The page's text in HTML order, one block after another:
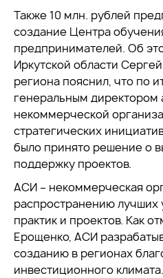
Также 10 млн. рублей
создание Центра
предпринимателей. Об
Иркутской области
региона пояснил, что по
генеральным директором
некоммерческой
стратегических
было принято решение о
поддержку проектов.
АСИ – некоммерческая
распространению лучших
практик и проектов. Как
Ерощенко, АСИ
созданию в регионах
инвестиционного